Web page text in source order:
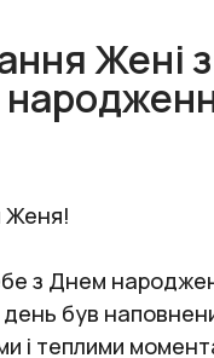
Жені
Женя!
з Днем
був
і теплими